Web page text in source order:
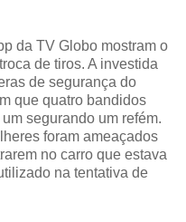
da TV Globo mostram o
de tiros. A investida
de segurança do
que quatro bandidos
segurando um refém.
foram ameaçados
no carro que estava
na tentativa de